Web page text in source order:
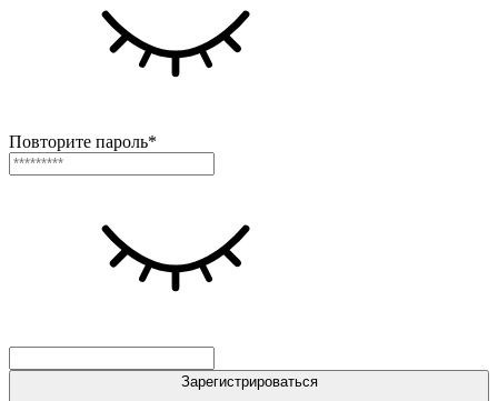
Повторите пароль*
Зарегистрироваться